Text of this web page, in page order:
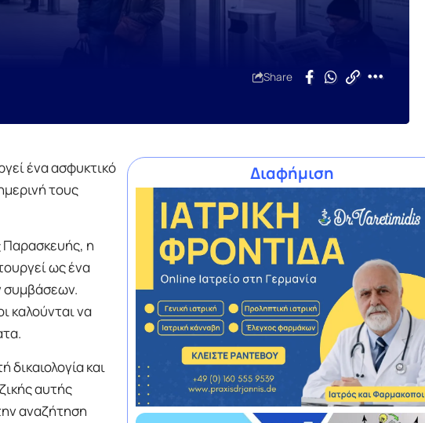
Share
ένα ασφυκτικό
τους
Παρασκευής, η
ως ένα
συμβάσεων.
καλούνται να
και
αυτής
αναζήτηση
Διαφήμιση